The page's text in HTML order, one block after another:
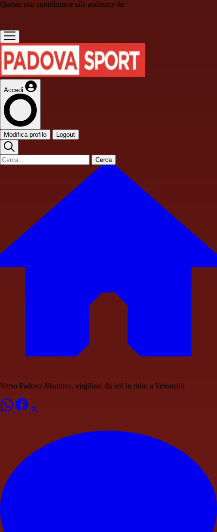
Questo sito contribuisce alla audience de
Accedi
Modifica profilo Logout
Cerca
Verso Padova-Mantova, virgiliani da ieri in ritiro a Veronello